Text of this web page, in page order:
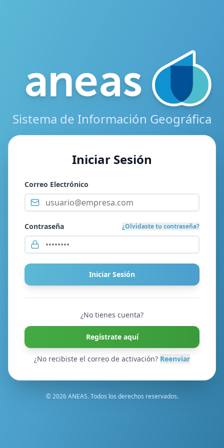
Sistema de Información Geográfica
Iniciar Sesión
Correo Electrónico
Contraseña ¿Olvidaste tu contraseña?
Iniciar Sesión
¿No tienes cuenta?
Regístrate aquí
¿No recibiste el correo de activación? Reenviar
© 2026 ANEAS. Todos los derechos reservados.